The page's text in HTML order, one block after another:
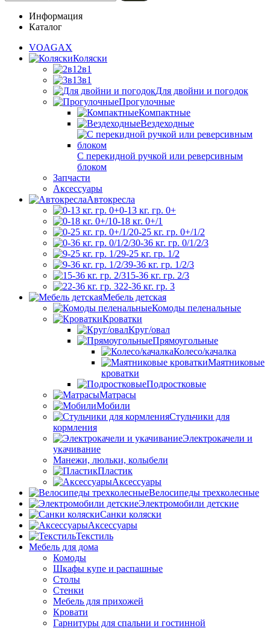
Информация
Каталог
VOAGAX
Коляски
2в1
3в1
Для двойни и погодок
Прогулочные
Компактные
Вездеходные
С перекидной ручкой или реверсивным
блоком
Запчасти
Аксессуары
Автокресла
0-13 кг. гр. 0+
0-18 кг. 0+/1
0-25 кг. гр. 0+/1/2
0-36 кг. гр. 0/1/2/3
9-25 кг. гр. 1/2
9-36 кг. гр. 1/2/3
15-36 кг. гр. 2/3
22-36 кг. гр. 3
Мебель детская
Комоды пеленальные
Кроватки
Круг/овал
Прямоугольные
Колесо/качалка
Маятниковые
кроватки
Подростковые
Матрасы
Мобили
Стульчики для
кормления
Электрокачели и
укачивание
Манежи, люльки, колыбели
Пластик
Аксессуары
Велосипеды трехколесные
Электромобили детские
Санки коляски
Аксессуары
Текстиль
Мебель для дома
Комоды
Шкафы купе и распашные
Столы
Стенки
Мебель для прихожей
Кровати
Гарнитуры для спальни и гостинной